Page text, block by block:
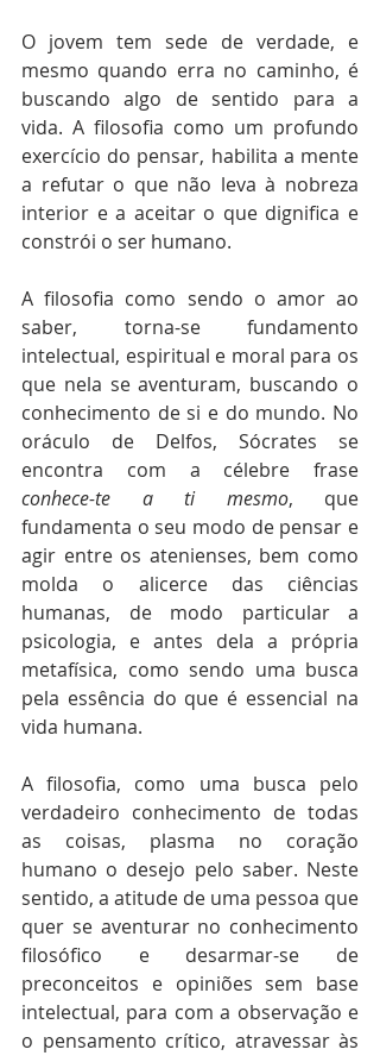
O jovem tem sede de verdade, e
mesmo quando erra no caminho, é
buscando algo de sentido para a
vida. A filosofia como um profundo
exercício do pensar, habilita a mente
a refutar o que não leva à nobreza
interior e a aceitar o que dignifica e
constrói o ser humano.
A filosofia como sendo o amor ao
saber, torna-se fundamento
intelectual, espiritual e moral para os
que nela se aventuram, buscando o
conhecimento de si e do mundo. No
oráculo de Delfos, Sócrates se
conhece-te a ti mesmo, que
fundamenta o seu modo de pensar e
agir entre os atenienses, bem como
molda o alicerce das ciências
humanas, de modo particular a
psicologia, e antes dela a própria
metafísica, como sendo uma busca
pela essência do que é essencial na
vida humana.
A filosofia, como uma busca pelo
verdadeiro conhecimento de todas
as coisas, plasma no coração
humano o desejo pelo saber. Neste
sentido, a atitude de uma pessoa que
quer se aventurar no conhecimento
filosófico e desarmar-se de
preconceitos e opiniões sem base
intelectual, para com a observação e
o pensamento crítico, atravessar às